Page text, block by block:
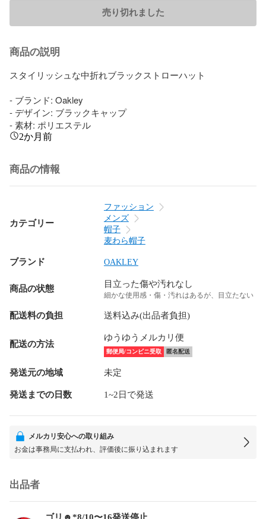
売り切れました
商品の説明
スタイリッシュな中折れブラックストローハット
- ブランド: Oakley
- デザイン: ブラックキャップ
- 素材: ポリエステル
2か月前
商品の情報
カテゴリー
ファッション
メンズ
帽子
麦わら帽子
ブランド OAKLEY
商品の状態 目立った傷や汚れなし
細かな使用感・傷・汚れはあるが、目立たない
配送料の負担 送料込み(出品者負担)
配送の方法
ゆうゆうメルカリ便
郵便局/コンビニ受取 匿名配送
発送元の地域 未定
発送までの日数 1~2日で発送
メルカリ安心への取り組み
お金は事務局に支払われ、評価後に振り込まれます
出品者
ゴリ☻*8/10〜16発送停止